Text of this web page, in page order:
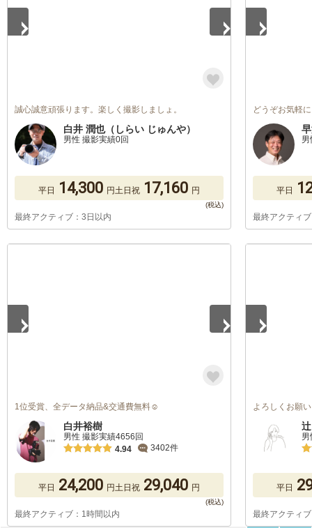
誠心誠意頑張ります。楽しく撮影しましょ。
白井 潤也（しらい じゅんや）
男性 撮影実績0回
平日 14,300 円土日祝 17,160 円
最終アクティブ：3日以内
どうぞお気軽
男
平日
最終アクティ
1位受賞、全データ納品&交通費無料☺︎
白井裕樹
男性 撮影実績4656回
4.94
3402件
平日 24,200 円土日祝 29,040 円
最終アクティブ：1時間以内
よろしくお願
平日
最終アクティ